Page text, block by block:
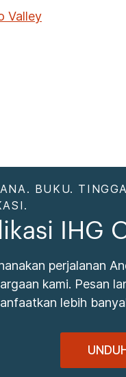
Valley
BUKU.
IHG
perjalanan
kami. Pesan
lebih